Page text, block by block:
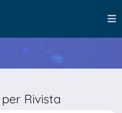
Rivista